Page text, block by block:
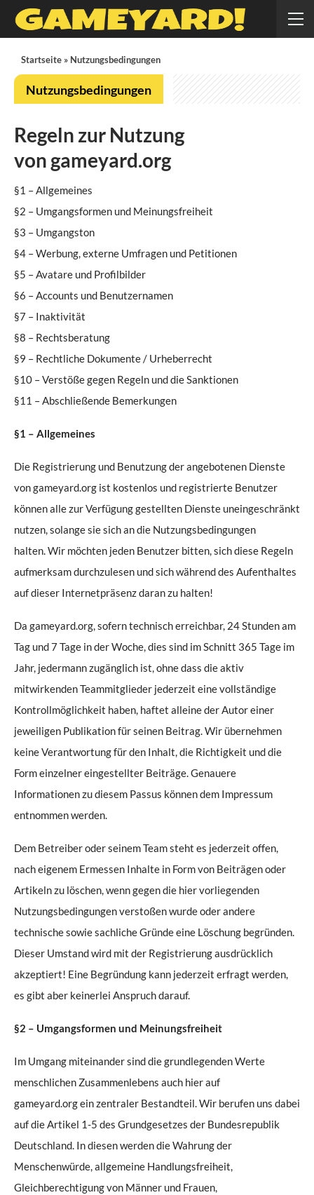
Startseite » Nutzungsbedingungen
Nutzungsbedingungen
Regeln zur Nutzung
von gameyard.org
§1 – Allgemeines
§2 – Umgangsformen und Meinungsfreiheit
§3 – Umgangston
§4 – Werbung, externe Umfragen und Petitionen
§5 – Avatare und Profilbilder
§6 – Accounts und Benutzernamen
§7 – Inaktivität
§8 – Rechtsberatung
§9 – Rechtliche Dokumente / Urheberrecht
§10 – Verstöße gegen Regeln und die Sanktionen
§11 – Abschließende Bemerkungen
§1 – Allgemeines
Die Registrierung und Benutzung der angebotenen Dienste
von gameyard.org ist kostenlos und registrierte Benutzer
können alle zur Verfügung gestellten Dienste uneingeschränkt
nutzen, solange sie sich an die Nutzungsbedingungen
halten. Wir möchten jeden Benutzer bitten, sich diese Regeln
aufmerksam durchzulesen und sich während des Aufenthaltes
auf dieser Internetpräsenz daran zu halten!
Da gameyard.org, sofern technisch erreichbar, 24 Stunden am
Tag und 7 Tage in der Woche, dies sind im Schnitt 365 Tage im
Jahr, jedermann zugänglich ist, ohne dass die aktiv
mitwirkenden Teammitglieder jederzeit eine vollständige
Kontrollmöglichkeit haben, haftet alleine der Autor einer
jeweiligen Publikation für seinen Beitrag. Wir übernehmen
keine Verantwortung für den Inhalt, die Richtigkeit und die
Form einzelner eingestellter Beiträge. Genauere
Informationen zu diesem Passus können dem Impressum
entnommen werden.
Dem Betreiber oder seinem Team steht es jederzeit offen,
nach eigenem Ermessen Inhalte in Form von Beiträgen oder
Artikeln zu löschen, wenn gegen die hier vorliegenden
Nutzungsbedingungen verstoßen wurde oder andere
technische sowie sachliche Gründe eine Löschung begründen.
Dieser Umstand wird mit der Registrierung ausdrücklich
akzeptiert! Eine Begründung kann jederzeit erfragt werden,
es gibt aber keinerlei Anspruch darauf.
§2 – Umgangsformen und Meinungsfreiheit
Im Umgang miteinander sind die grundlegenden Werte
menschlichen Zusammenlebens auch hier auf
gameyard.org ein zentraler Bestandteil. Wir berufen uns dabei
auf die Artikel 1-5 des Grundgesetzes der Bundesrepublik
Deutschland. In diesen werden die Wahrung der
Menschenwürde, allgemeine Handlungsfreiheit,
Gleichberechtigung von Männer und Frauen,